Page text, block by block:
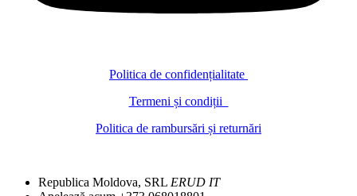
Politica de confidențialitate
Termeni și condiții
Politica de rambursări și returnări
Republica Moldova, SRL ERUD IT